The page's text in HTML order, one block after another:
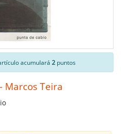
acumulará 2puntos
Marcos Teira